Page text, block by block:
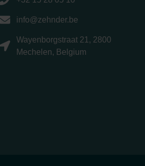
info@zehnder.be
Wayenborgstraat 21, 2800
Mechelen, Belgium